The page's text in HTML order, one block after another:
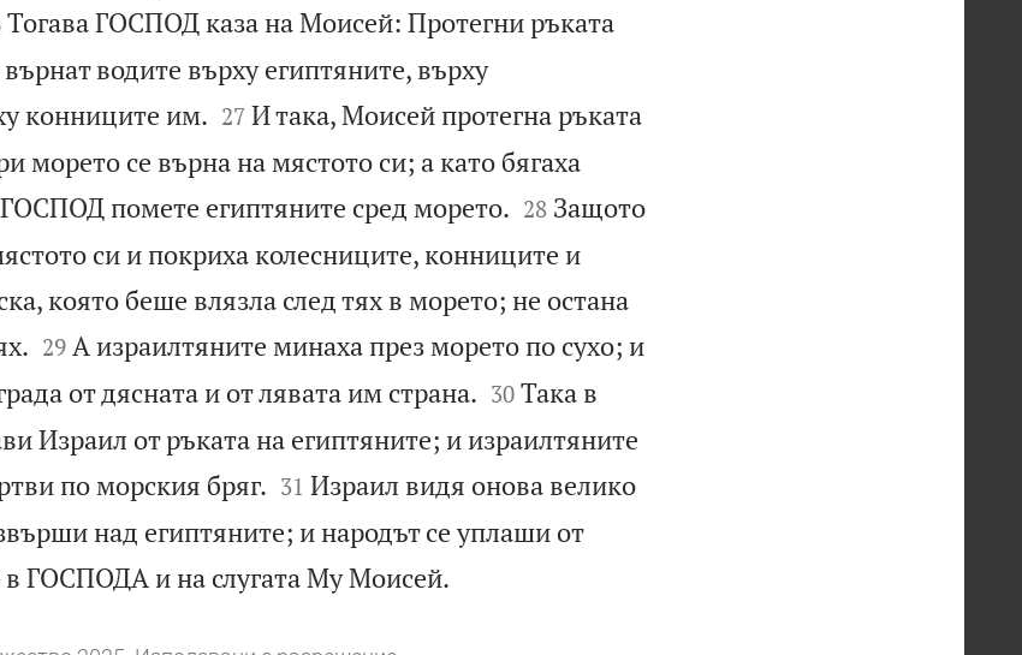
Тогава ГОСПОД каза на Моисей: Протегни ръката
водите върху египтяните, върху
конниците им.
27 И така, Моисей протегна ръката
морето се върна на мястото си; а като бягаха
помете египтяните сред морето.
28 Защото
си и покриха колесниците, конниците и
която беше влязла след тях в морето; не остана

29 А израилтяните минаха през морето по сухо; и
от дясната и от лявата им страна.
30 Така в
Израил от ръката на египтяните; и израилтяните
по морския бряг.
31 Израил видя онова велико
над египтяните; и народът се уплаши от
ГОСПОДА и на слугата Му Моисей.